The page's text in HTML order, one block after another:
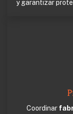
y garantizar
Coordinar